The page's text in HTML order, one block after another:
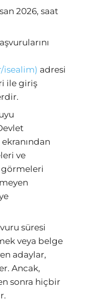
2026, saat
isealim) adresi
ile giriş
ekranından
ve
süresi
veya belge
adaylar,
Ancak,
sonra hiçbir